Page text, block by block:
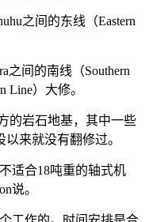
之间的东线（Eastern
之间的南线（Southern
Line）大修。
的岩石地基，其中一些
来就没有翻修过。
适合18吨重的轴式机
说。